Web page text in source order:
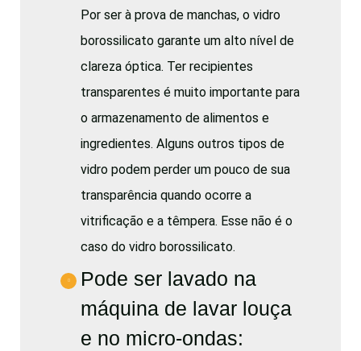
Por ser à prova de manchas, o vidro
borossilicato garante um alto nível de
clareza óptica. Ter recipientes
transparentes é muito importante para
o armazenamento de alimentos e
ingredientes. Alguns outros tipos de
vidro podem perder um pouco de sua
transparência quando ocorre a
vitrificação e a têmpera. Esse não é o
caso do vidro borossilicato.
Pode ser lavado na
máquina de lavar louça
e no micro-ondas: